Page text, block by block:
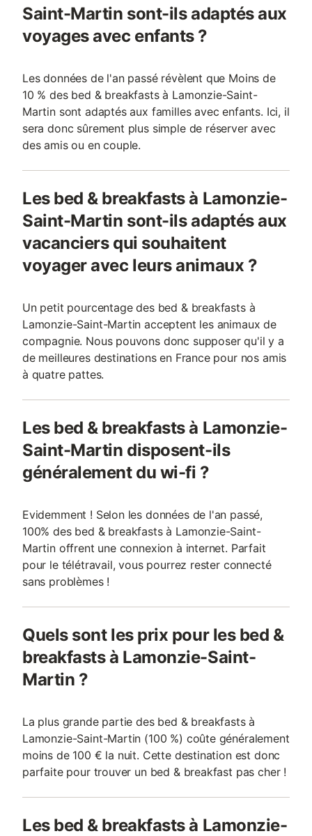
Saint-Martin sont-ils adaptés aux
voyages avec enfants ?
Les données de l'an passé révèlent que Moins de
10 % des bed & breakfasts à Lamonzie-Saint-
Martin sont adaptés aux familles avec enfants. Ici, il
sera donc sûrement plus simple de réserver avec
des amis ou en couple.
Les bed & breakfasts à Lamonzie-
Saint-Martin sont-ils adaptés aux
vacanciers qui souhaitent
voyager avec leurs animaux ?
Un petit pourcentage des bed & breakfasts à
Lamonzie-Saint-Martin acceptent les animaux de
compagnie. Nous pouvons donc supposer qu'il y a
de meilleures destinations en France pour nos amis
à quatre pattes.
Les bed & breakfasts à Lamonzie-
Saint-Martin disposent-ils
généralement du wi-fi ?
Evidemment ! Selon les données de l'an passé,
100% des bed & breakfasts à Lamonzie-Saint-
Martin offrent une connexion à internet. Parfait
pour le télétravail, vous pourrez rester connecté
sans problèmes !
Quels sont les prix pour les bed &
breakfasts à Lamonzie-Saint-
Martin ?
La plus grande partie des bed & breakfasts à
Lamonzie-Saint-Martin (100 %) coûte généralement
moins de 100 € la nuit. Cette destination est donc
parfaite pour trouver un bed & breakfast pas cher !
Les bed & breakfasts à Lamonzie-